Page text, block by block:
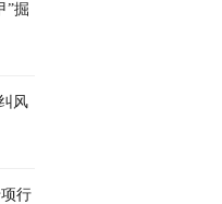
”掘
风
行